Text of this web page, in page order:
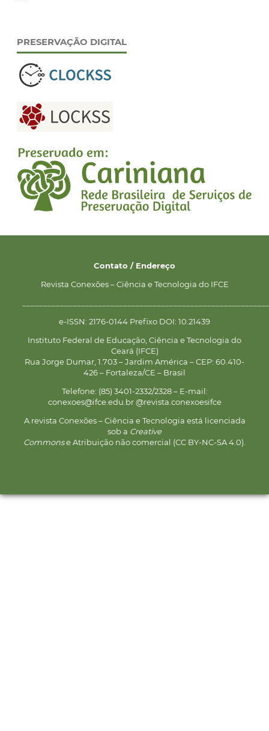
PRESERVAÇÃO DIGITAL
Contato / Endereço
Revista Conexões – Ciência e Tecnologia do IFCE
e-ISSN: 2176-0144 Prefixo DOI: 10.21439
Instituto Federal de Educação, Ciência e Tecnologia do
Ceará (IFCE)
Rua Jorge Dumar, 1.703 – Jardim América – CEP: 60.410-
426 – Fortaleza/CE – Brasil
Telefone: (85) 3401-2332/2328 – E-mail:
conexoes@ifce.edu.br @revista.conexoesifce
A revista Conexões – Ciência e Tecnologia está licenciada
sob a Creative
Commonse Atribuição não comercial (CC BY-NC-SA 4.0).